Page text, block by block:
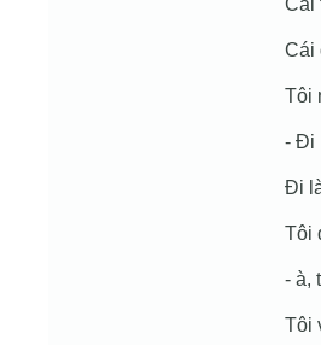
Cái
Tôi
- Đi
Đi
Tôi
- à,
Tôi